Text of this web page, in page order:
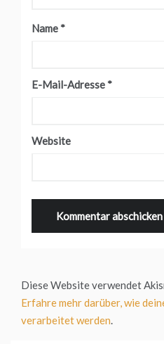
Name *
E-Mail-Adresse *
Website
Diese Website verwendet
Erfahre mehr darüber, wie
verarbeitet werden.